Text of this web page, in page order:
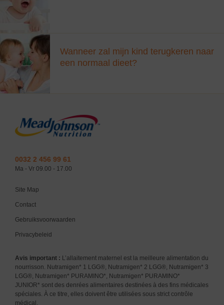
Wanneer zal mijn kind terugkeren naar
een normaal dieet?
0032 2 456 99 61
Ma - Vr 09.00 - 17.00
Site Map
Contact
Gebruiksvoorwaarden
Privacybeleid
Avis important : L’allaitement maternel est la meilleure alimentation du
nourrisson. Nutramigen* 1 LGG®, Nutramigen* 2 LGG®, Nutramigen* 3
LGG®, Nutramigen* PURAMINO*, Nutramigen* PURAMINO*
JUNIOR* sont des denrées alimentaires destinées à des fins médicales
spéciales. À ce titre, elles doivent être utilisées sous strict contrôle
médical.